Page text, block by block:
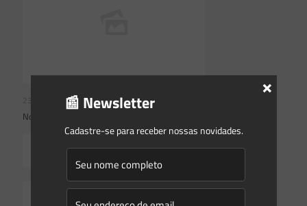
23/07/2026
Novidades | Âmbito Federal
Read more
📰 Newsletter
Cadastre-se para receber nossas novidades.
×